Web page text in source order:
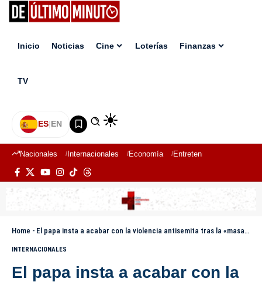
Inicio Noticias Cine Loterías Finanzas
TV
ES|EN
Nacionales Internacionales Economía Entretenimiento
Home - El papa insta a acabar con la violencia antisemita tras la «masacre terrorista» en Sídney
INTERNACIONALES
El papa insta a acabar con la